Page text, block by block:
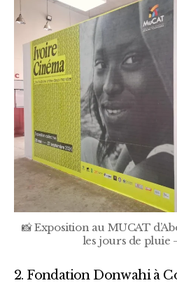
📸 Exposition au MUCAT
les jours de pluie
2. Fondation Donwahi à